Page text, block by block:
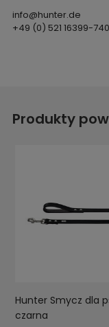
info@hunter.de
+49 (0) 521 16399-740
Produkty
Hunter Smycz dla
czarna